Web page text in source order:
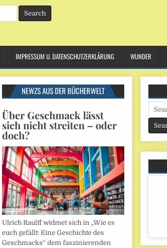
IMPRESSUM U. DATENSCHUTZERKLÄRUNG WUNDER
NEWZS AUS DER BÜCHERWELT
Über Geschmack lässt
sich nicht streiten – oder
doch?
Ulrich Raulff widmet sich in „Wie es
euch gefällt: Eine Geschichte des
Geschmacks“ dem faszinierenden
Search
for: